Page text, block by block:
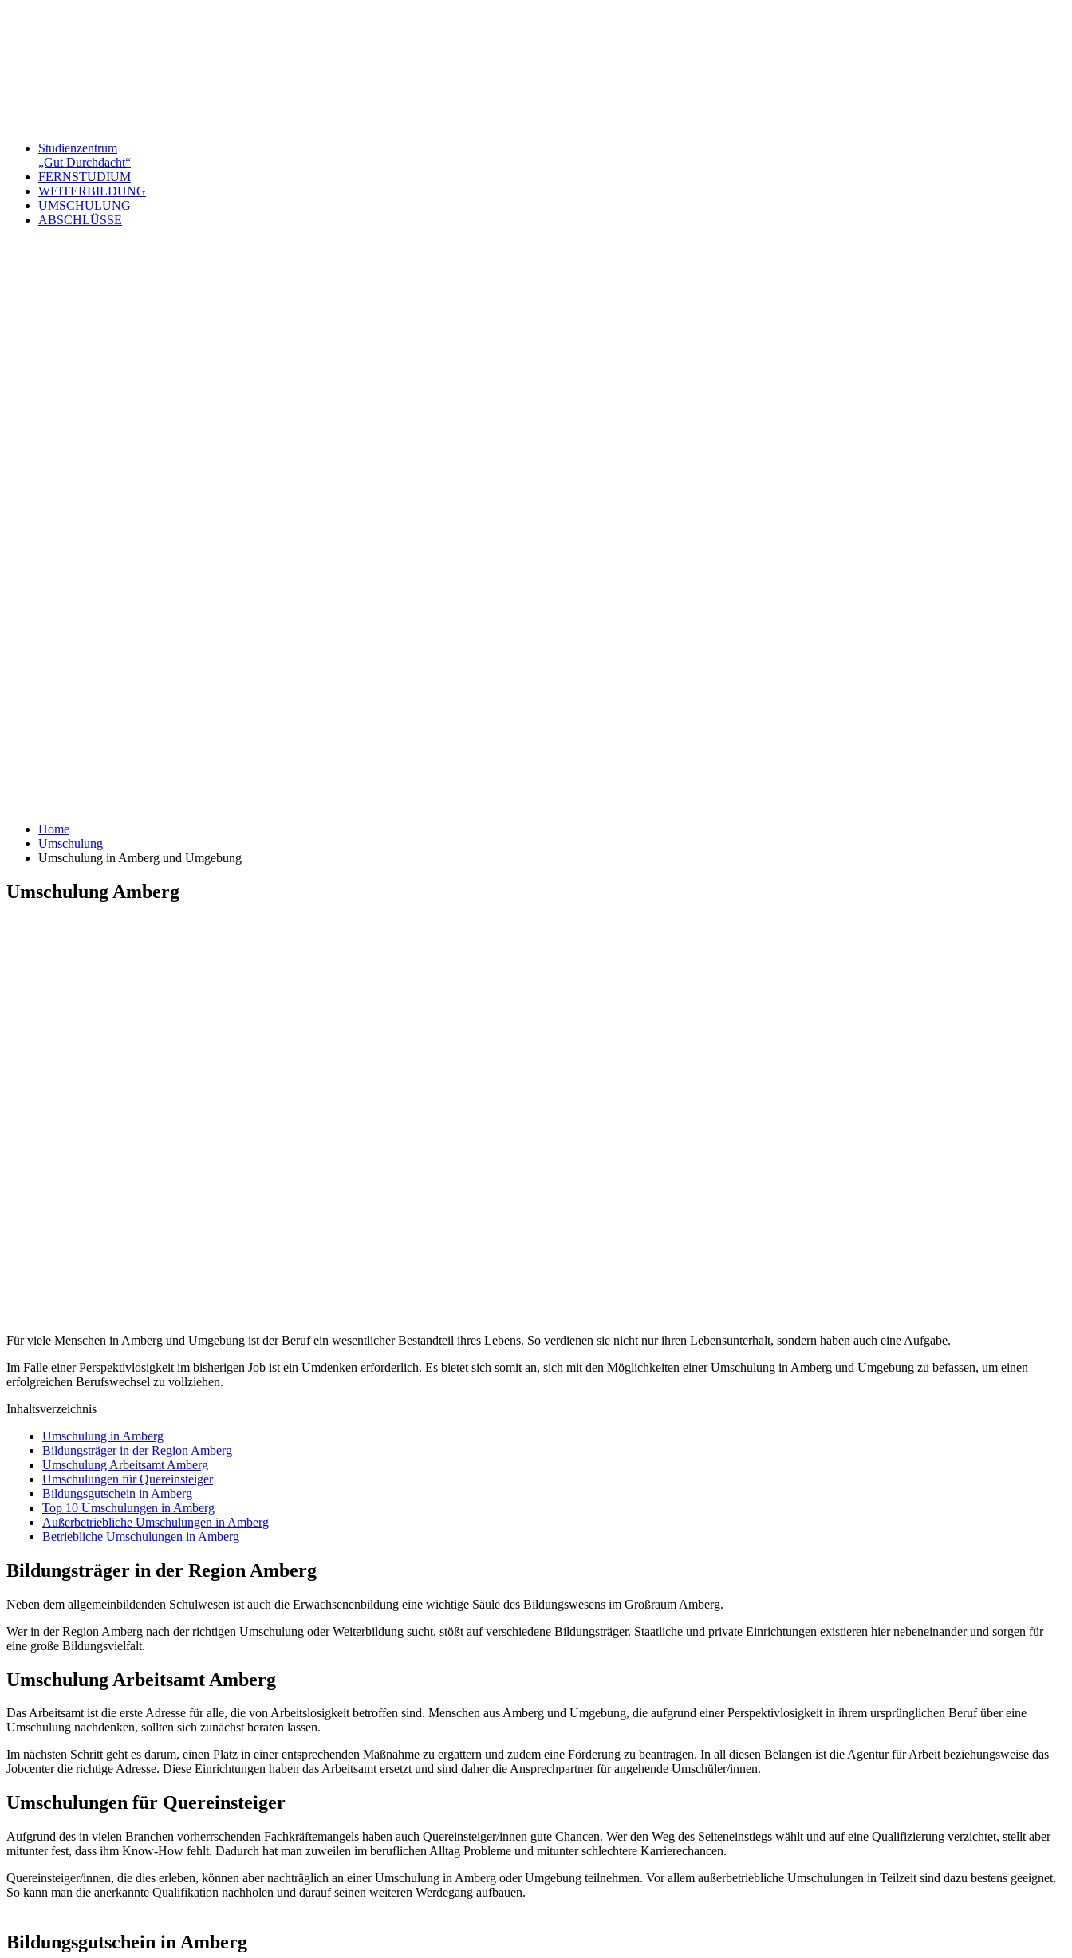
Studienzentrum
„Gut Durchdacht“
FERNSTUDIUM
WEITERBILDUNG
UMSCHULUNG
ABSCHLÜSSE
Home
Umschulung
Umschulung in Amberg und Umgebung
Umschulung Amberg
Für viele Menschen in Amberg und Umgebung ist der Beruf ein wesentlicher Bestandteil ihres Lebens. So verdienen sie nicht nur ihren Lebensunterhalt, sondern haben auch eine Aufgabe.
Im Falle einer Perspektivlosigkeit im bisherigen Job ist ein Umdenken erforderlich. Es bietet sich somit an, sich mit den Möglichkeiten einer Umschulung in Amberg und Umgebung zu befassen, um einen
erfolgreichen Berufswechsel zu vollziehen.
Inhaltsverzeichnis
Umschulung in Amberg
Bildungsträger in der Region Amberg
Umschulung Arbeitsamt Amberg
Umschulungen für Quereinsteiger
Bildungsgutschein in Amberg
Top 10 Umschulungen in Amberg
Außerbetriebliche Umschulungen in Amberg
Betriebliche Umschulungen in Amberg
Bildungsträger in der Region Amberg
Neben dem allgemeinbildenden Schulwesen ist auch die Erwachsenenbildung eine wichtige Säule des Bildungswesens im Großraum Amberg.
Wer in der Region Amberg nach der richtigen Umschulung oder Weiterbildung sucht, stößt auf verschiedene Bildungsträger. Staatliche und private Einrichtungen existieren hier nebeneinander und sorgen für
eine große Bildungsvielfalt.
Umschulung Arbeitsamt Amberg
Das Arbeitsamt ist die erste Adresse für alle, die von Arbeitslosigkeit betroffen sind. Menschen aus Amberg und Umgebung, die aufgrund einer Perspektivlosigkeit in ihrem ursprünglichen Beruf über eine
Umschulung nachdenken, sollten sich zunächst beraten lassen.
Im nächsten Schritt geht es darum, einen Platz in einer entsprechenden Maßnahme zu ergattern und zudem eine Förderung zu beantragen. In all diesen Belangen ist die Agentur für Arbeit beziehungsweise das
Jobcenter die richtige Adresse. Diese Einrichtungen haben das Arbeitsamt ersetzt und sind daher die Ansprechpartner für angehende Umschüler/innen.
Umschulungen für Quereinsteiger
Aufgrund des in vielen Branchen vorherrschenden Fachkräftemangels haben auch Quereinsteiger/innen gute Chancen. Wer den Weg des Seiteneinstiegs wählt und auf eine Qualifizierung verzichtet, stellt aber
mitunter fest, dass ihm Know-How fehlt. Dadurch hat man zuweilen im beruflichen Alltag Probleme und mitunter schlechtere Karrierechancen.
Quereinsteiger/innen, die dies erleben, können aber nachträglich an einer Umschulung in Amberg oder Umgebung teilnehmen. Vor allem außerbetriebliche Umschulungen in Teilzeit sind dazu bestens geeignet.
So kann man die anerkannte Qualifikation nachholen und darauf seinen weiteren Werdegang aufbauen.
Bildungsgutschein in Amberg